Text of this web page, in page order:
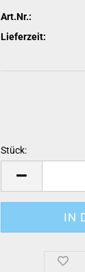
Art.Nr.:
Lieferzeit:
Stück:
Stück